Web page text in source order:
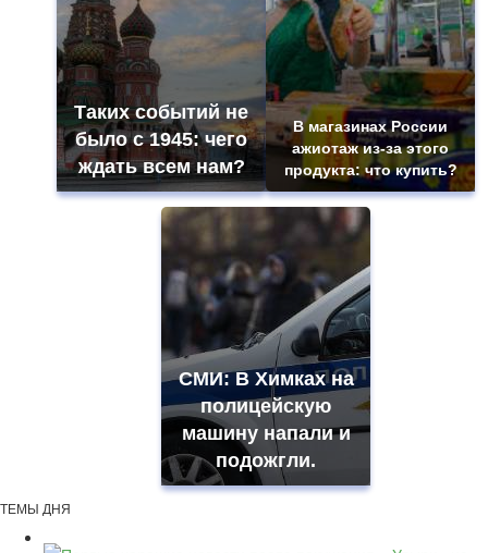
Таких событий не
было с 1945: чего
ждать всем нам?
В магазинах России
ажиотаж из-за этого
продукта: что купить?
СМИ: В Химках на
полицейскую
машину напали и
подожгли.
ТЕМЫ ДНЯ